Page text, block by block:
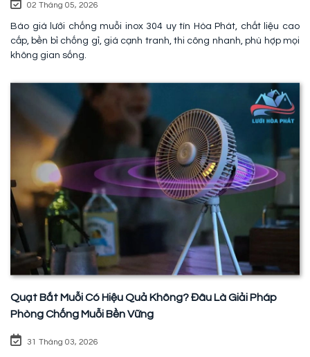
02 Tháng 05, 2026
Báo giá lưới chống muỗi inox 304 uy tín Hòa Phát, chất liệu cao
cấp, bền bỉ chống gỉ, giá cạnh tranh, thi công nhanh, phù hợp mọi
không gian sống.
Quạt Bắt Muỗi Có Hiệu Quả Không? Đâu Là Giải Pháp
Phòng Chống Muỗi Bền Vững
31 Tháng 03, 2026